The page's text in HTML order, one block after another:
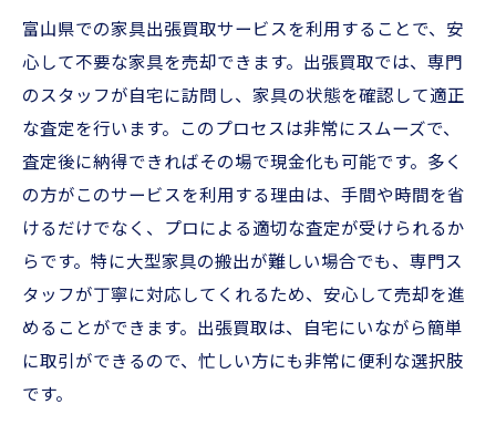
富山県での家具出張買取サービスを利用することで、安
心して不要な家具を売却できます。出張買取では、専門
のスタッフが自宅に訪問し、家具の状態を確認して適正
な査定を行います。このプロセスは非常にスムーズで、
査定後に納得できればその場で現金化も可能です。多く
の方がこのサービスを利用する理由は、手間や時間を省
けるだけでなく、プロによる適切な査定が受けられるか
らです。特に大型家具の搬出が難しい場合でも、専門ス
タッフが丁寧に対応してくれるため、安心して売却を進
めることができます。出張買取は、自宅にいながら簡単
に取引ができるので、忙しい方にも非常に便利な選択肢
です。